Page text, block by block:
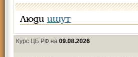
Люди ищут
Курс ЦБ РФ на 09.08.2026